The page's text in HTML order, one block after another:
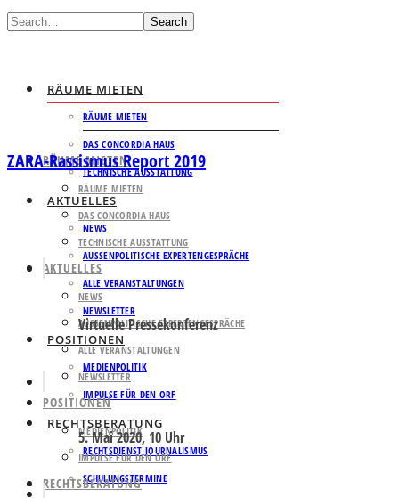
Search
RÄUME MIETEN
RÄUME MIETEN
DAS CONCORDIA HAUS
TECHNISCHE AUSSTATTUNG
AKTUELLES
NEWS
AUSSENPOLITISCHE EXPERTENGESPRÄCHE
ALLE VERANSTALTUNGEN
NEWSLETTER
POSITIONEN
MEDIENPOLITIK
IMPULSE FÜR DEN ORF
RECHTSBERATUNG
RECHTSDIENST JOURNALISMUS
SCHULUNGSTERMINE
RÄUME MIETEN
RÄUME MIETEN
DAS CONCORDIA HAUS
TECHNISCHE AUSSTATTUNG
AKTUELLES
NEWS
AUSSENPOLITISCHE EXPERTENGESPRÄCHE
ALLE VERANSTALTUNGEN
NEWSLETTER
POSITIONEN
MEDIENPOLITIK
IMPULSE FÜR DEN ORF
RECHTSBERATUNG
ZARA-Rassismus Report 2019
Virtuelle Pressekonferenz
5. Mai 2020, 10 Uhr